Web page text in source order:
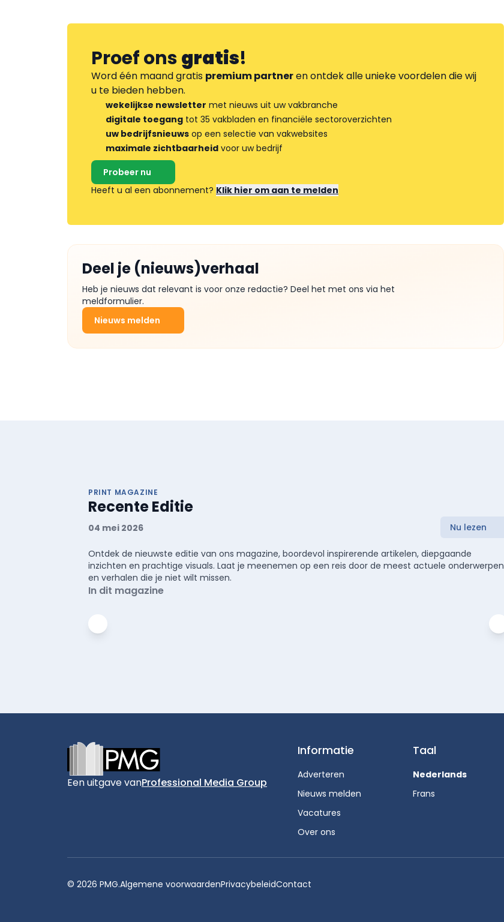
Proef onsgratis!
Word één maand gratis premium partneren ontdek alle unieke voordelen die wij
u te bieden hebben.
wekelijkse newsletter met nieuws uit uw vakbranche
digitale toegang tot 35 vakbladen en financiële sectoroverzichten
uw bedrijfsnieuws op een selectie van vakwebsites
maximale zichtbaarheid voor uw bedrijf
Probeer nu
Heeft u al een abonnement? Klik hier om aan te melden
Deel je (nieuws)verhaal
Heb je nieuws dat relevant is voor onze redactie? Deel het met ons via het
meldformulier.
Nieuws melden
PRINT MAGAZINE
Recente Editie
04 mei 2026 Nu lezen
Ontdek de nieuwste editie van ons magazine, boordevol inspirerende artikelen, diepgaande
inzichten en prachtige visuals. Laat je meenemen op een reis door de meest actuele onderwerpen
en verhalen die je niet wilt missen.
In dit magazine
Een uitgave vanProfessional Media Group
Informatie
Adverteren
Nieuws melden
Vacatures
Over ons
Taal
Nederlands
Frans
© 2026 PMG.Algemene voorwaardenPrivacybeleidContact